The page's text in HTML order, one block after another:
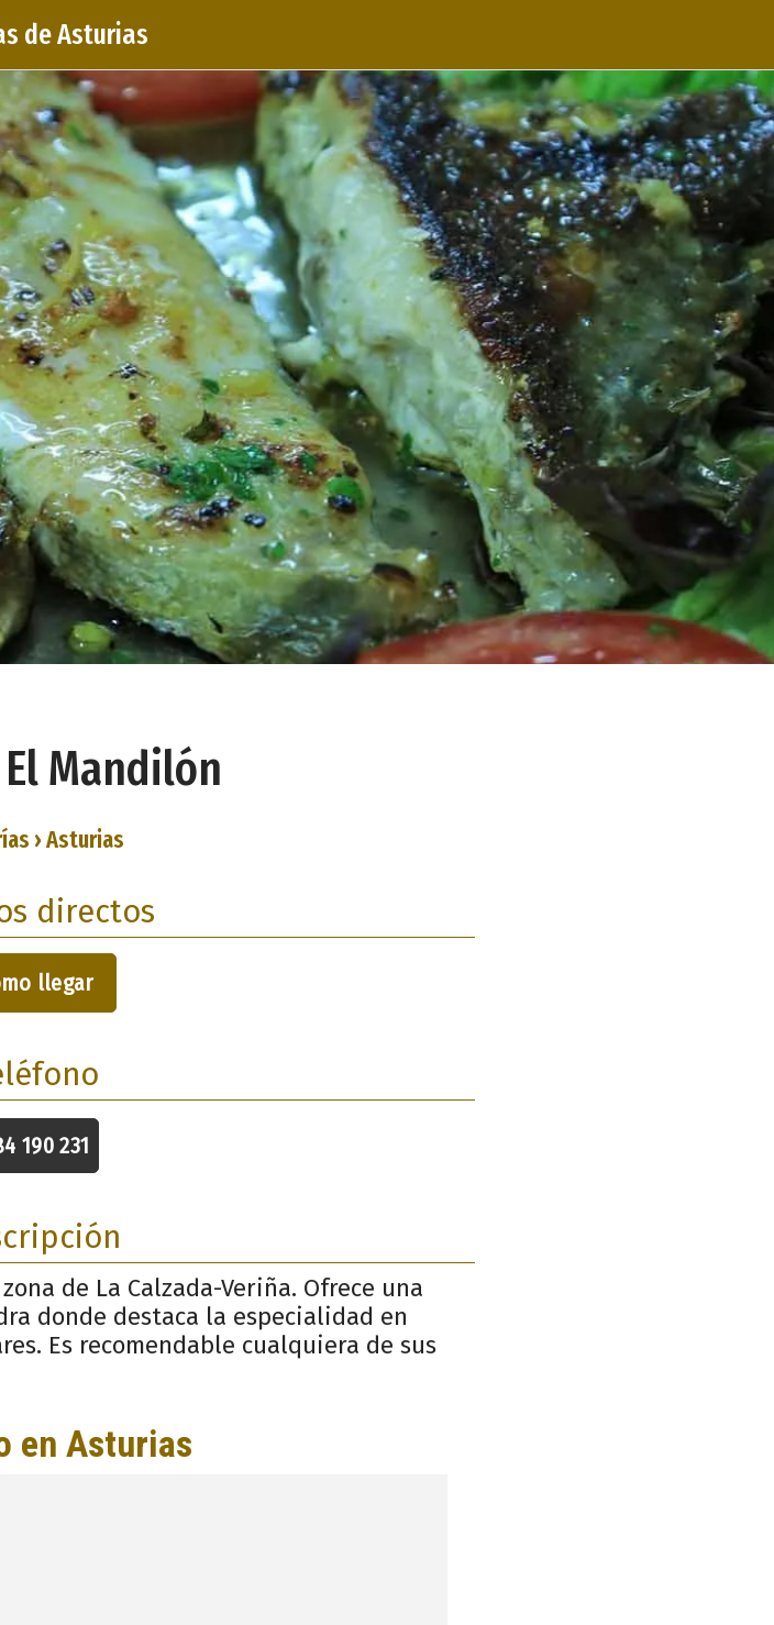
de Asturias
Mandilón
› Asturias
directos
llegar
190 231
de La Calzada-Veriña. Ofrece una
donde destaca la especialidad en
Es recomendable cualquiera de sus